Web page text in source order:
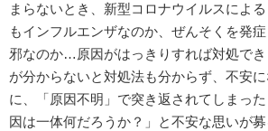
まらないとき、新型コロナウイルスによ
もインフルエンザなのか、ぜんそくを発
邪なのか…原因がはっきりすれば対処で
が分からないと対処法も分からず、不安
に、「原因不明」で突き返されてしまっ
因は一体何だろうか？」と不安な思いが募